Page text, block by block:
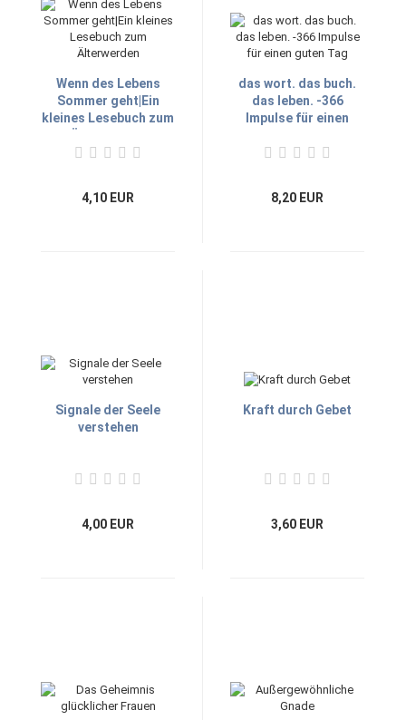
Wenn des Lebens
Sommer geht|Ein
kleines Lesebuch zum
4,10 EUR
das wort. das buch.
das leben. -366
Impulse für einen
8,20 EUR
Signale der Seele
verstehen
4,00 EUR
Kraft durch Gebet
3,60 EUR